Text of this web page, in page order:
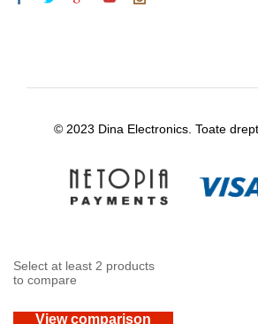
© 2023 Dina Electronics. Toate
Select at least 2 products
to compare
View comparison